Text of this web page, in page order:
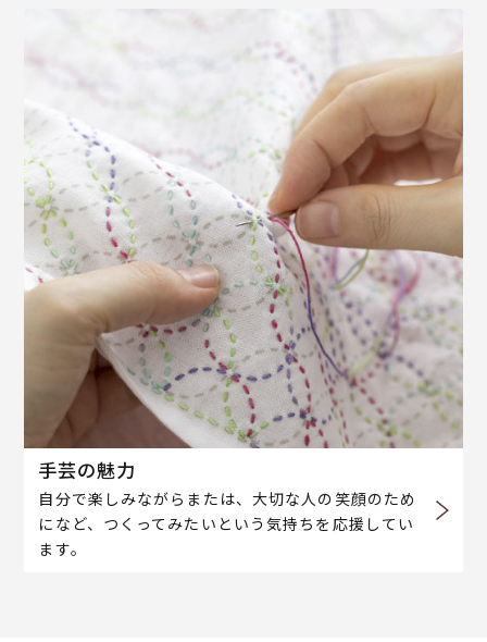
手芸の魅力
自分で楽しみながらまたは、大切な人の笑顔のため
になど、つくってみたいという気持ちを応援してい
ます。